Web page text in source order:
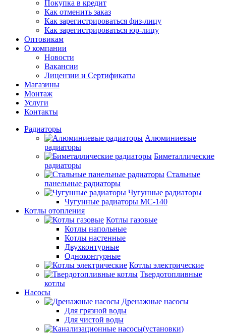
Покупка в кредит
Как отменить заказ
Как зарегистрироваться физ-лицу
Как зарегистрироваться юр-лицу
Оптовикам
О компании
Новости
Вакансии
Лицензии и Сертификаты
Магазины
Монтаж
Услуги
Контакты
Радиаторы
Алюминиевые
радиаторы
Биметаллические
радиаторы
Стальные
панельные радиаторы
Чугунные радиаторы
Чугунные радиаторы МС-140
Котлы отопления
Котлы газовые
Котлы напольные
Котлы настенные
Двухконтурные
Одноконтурные
Котлы электрические
Твердотопливные
котлы
Насосы
Дренажные насосы
Для грязной воды
Для чистой воды